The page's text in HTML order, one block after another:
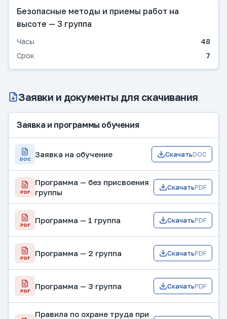
Безопасные методы и приемы работ на
высоте — 3 группа
Часы
48
Срок
7
Заявки и документы для скачивания
Заявка и программы обучения
DOC Заявка на обучение СкачатьDOC
PDF
Программа — без присвоения
группы
СкачатьPDF
PDF Программа — 1 группа СкачатьPDF
PDF Программа — 2 группа СкачатьPDF
PDF Программа — 3 группа СкачатьPDF
Правила по охране труда при